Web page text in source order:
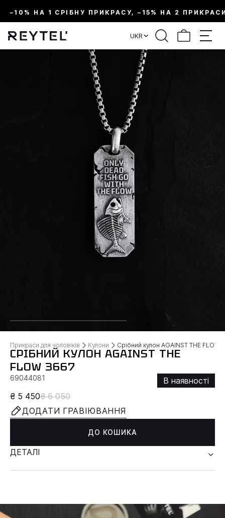
–10% НА 1 СРІБНУ ПРИКРАСУ, –15% НА 2
UKR
Прикраси для чоловіків Кулони Срібний кулон AGAINST THE FLOW
СРІБНИЙ КУЛОН AGAINST THE
FLOW 3667
69044081
В наявності
₴ 5 450₴ 6 050
ДОДАТИ ГРАВІЮВАННЯ
ДО КОШИКА
ДЕТАЛІ